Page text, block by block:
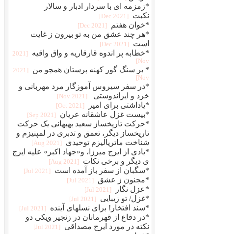
*زمزمه ای با سردار ادبار و سالار
نکبت
[2021 Dec]
*خوان هفتم [2021 Dec]
*هر چند عشق من به تو بیرون ز غایت
است
[2021 Dec]
*خطابه پر اندوه قارقاریه و واق واقیه
[2021
Nov]
* بر سنگ گور کهنه پرستان همچو من
[2021
Nov]
*در سفر سیروس آموزگار مرد مهربانی و
خرد و ایراندوستی
[2021 Nov]
*یاداشتی برای امیر [2021 Oct]
*بیست غزل عاشقانه عریان [2021 Sep]
*حرکت تاریخساز سعید بهبهانی یک حرکت
تاریخساز دیگر، تعمق و تدبری در لمپنیزم و
شناخت ماتریالیزم توحیدی
[2021 Aug]
*یادی از ایرج میرزا، و«جهاد اکبر» علیه ایرج
ی دیگر و برخی نکات
[2021 Aug]
*سگبان از سفر باز آمده است [2021 Jul]
*مجنون ز عشق [2021 Jul]
*عزل نگار [2021 Jul]
*غزل/ تو زیبایی [2021 Jul]
*سند افتخار! برای نسلهای آینده [2021 Jul]
*در دفاع از قهرمانان در زنجیر ویکی دو
نکته در مورد ایرج مصداقی
[2021 Jul]